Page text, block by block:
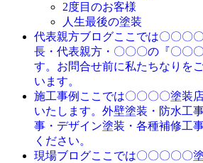
2度目のお客様
人生最後の塗装
代表親方ブログここでは〇〇〇
長・代表親方・〇〇〇の『〇〇
す。お問合せ前に私たちなりを
います。
施工事例 ここでは〇〇〇〇塗装
いたします。外壁塗装・防水工
事・デザイン塗装・各種補修工
ください。
現場ブログここでは〇〇〇〇〇